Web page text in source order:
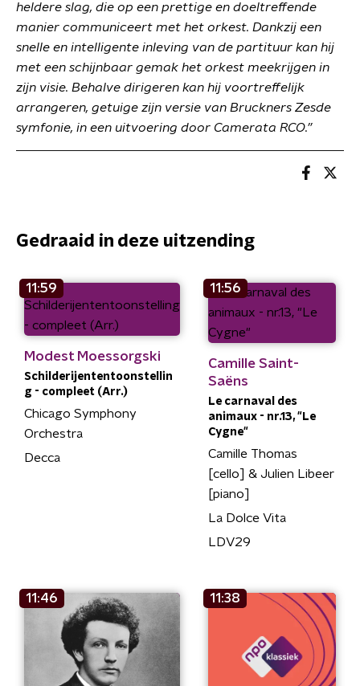
heldere slag, die op een prettige en doeltreffende
manier communiceert met het orkest. Dankzij een
snelle en intelligente inleving van de partituur kan hij
met een schijnbaar gemak het orkest meekrijgen in
zijn visie. Behalve dirigeren kan hij voortreffelijk
arrangeren, getuige zijn versie van Bruckners Zesde
symfonie, in een uitvoering door Camerata RCO.”
Gedraaid in deze uitzending
11:59
Modest Moessorgski
Schilderijententoonstellin
g - compleet (Arr.)
Chicago Symphony
Orchestra
Decca
11:56
Camille Saint-
Saëns
Le carnaval des
animaux - nr.13, "Le
Cygne"
Camille Thomas
[cello] & Julien Libeer
[piano]
La Dolce Vita
LDV29
11:46 11:38